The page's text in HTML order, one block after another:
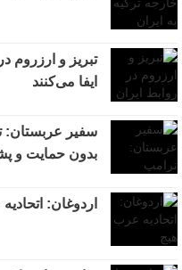
تبریز و ارزروم
ایفا می‌کنند
سفیر عربستان:
بدون حمایت و
اردوغان: